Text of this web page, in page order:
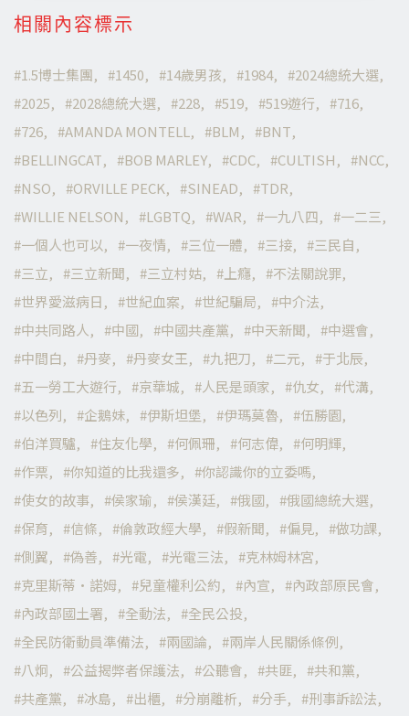
相關內容標示
1.5博士集團 1450 14歲男孩 1984
2024總統大選
2025
2028總統大選 228 519 519遊行
716
726
AMANDA MONTELL BLM
BNT
BELLINGCAT
BOB MARLEY CDC CULTISH
NCC
NSO
ORVILLE PECK SINEAD
TDR
WILLIE NELSON
LGBTQ WAR 一九八四
一二三
一個人也可以
一夜情 三位一體 三接
三民自
三立
三立新聞 三立村姑 上癮
不法關說罪
世界愛滋病日
世紀血案 世紀騙局
中介法
中共同路人
中國 中國共產黨 中天新聞
中選會
中間白
丹麥 丹麥女王 九把刀 二元
于北辰
五一勞工大遊行
京華城 人民是頭家 仇女
代溝
以色列
企鵝妹 伊斯坦堡 伊瑪莫魯
伍勝園
伯洋買驢
住友化學 何佩珊 何志偉
何明輝
作票
你知道的比我還多
你認識你的立委嗎
使女的故事
侯家瑜 侯漢廷 俄國
俄國總統大選
保育
信條 倫敦政經大學 假新聞 偏見
做功課
側翼
偽善 光電 光電三法
克林姆林宮
克里斯蒂·諾姆
兒童權利公約 內宣
內政部原民會
內政部國土署
全動法
全民公投
全民防衛動員準備法
兩國論
兩岸人民關係條例
八炯
公益揭弊者保護法 公聽會 共匪
共和黨
共產黨
冰島 出櫃 分崩離析 分手
刑事訴訟法